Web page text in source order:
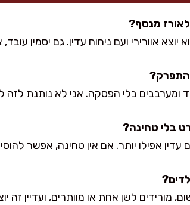
יוצא אוורירי ועם ניחוח עדין. גם יסמין
בלי הפסקה. אני לא נותנת לזה
עדין אפילו יותר. אם אין טחינה, אפשר
מורידים לשן אחת או מוותרים, ועדיין זה